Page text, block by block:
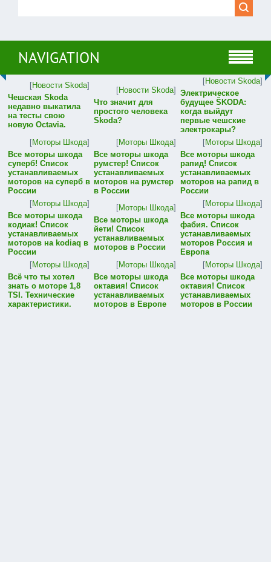
NAVIGATION
[Новости Skoda]
Чешская Skoda
недавно выкатила
на тесты свою
новую Octavia.
[Новости Skoda]
Что значит для
простого человека
Skoda?
[Новости Skoda]
Электрическое
будущее ŠKODA:
когда выйдут
первые чешские
электрокары?
[Моторы Шкода]
Все моторы шкода
суперб! Список
устанавливаемых
моторов на суперб в
России
[Моторы Шкода]
Все моторы шкода
румстер! Список
устанавливаемых
моторов на румстер
в России
[Моторы Шкода]
Все моторы шкода
рапид! Список
устанавливаемых
моторов на рапид в
России
[Моторы Шкода]
Все моторы шкода
кодиак! Список
устанавливаемых
моторов на kodiaq в
России
[Моторы Шкода]
Все моторы шкода
йети! Список
устанавливаемых
моторов в России
[Моторы Шкода]
Все моторы шкода
фабия. Список
устанавливаемых
моторов Россия и
Европа
[Моторы Шкода]
Всё что ты хотел
знать о моторе 1,8
TSI. Технические
характеристики.
[Моторы Шкода]
Все моторы шкода
октавия! Список
устанавливаемых
моторов в Европе
[Моторы Шкода]
Все моторы шкода
октавия! Список
устанавливаемых
моторов в России